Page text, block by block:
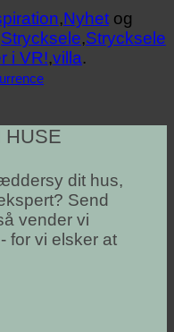
,Nyhet og
Strycksele,Strycksele
i VR!,villa.
HUSE
dit hus,
Send
vender vi
for vi elsker at